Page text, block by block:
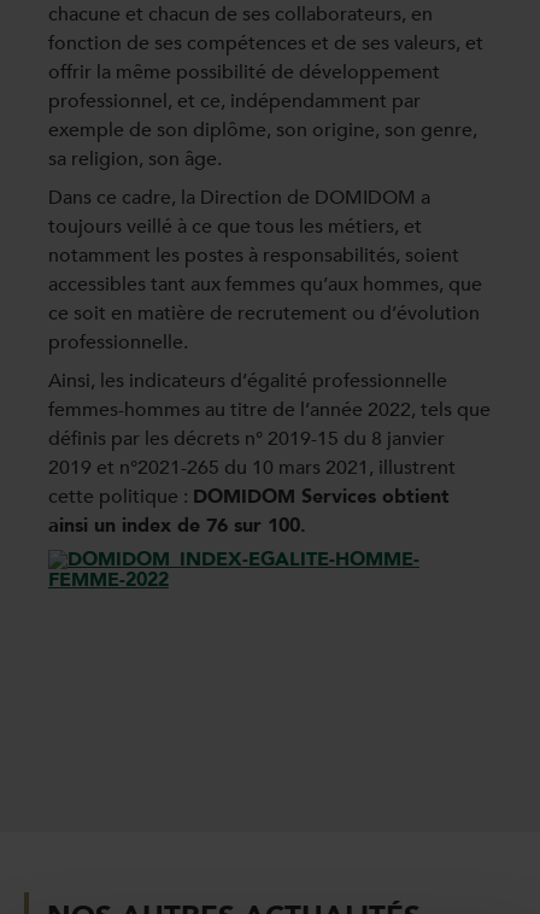
chacune et chacun de ses collaborateurs, en
fonction de ses compétences et de ses valeurs, et
offrir la même possibilité de développement
professionnel, et ce, indépendamment par
exemple de son diplôme, son origine, son genre,
sa religion, son âge.
Dans ce cadre, la Direction de DOMIDOM a
toujours veillé à ce que tous les métiers, et
notamment les postes à responsabilités, soient
accessibles tant aux femmes qu’aux hommes, que
ce soit en matière de recrutement ou d’évolution
professionnelle.
Ainsi, les indicateurs d’égalité professionnelle
femmes-hommes au titre de l’année 2022, tels que
définis par les décrets n° 2019-15 du 8 janvier
2019 et n°2021-265 du 10 mars 2021, illustrent
cette politique : DOMIDOM Services obtient
ainsi un index de 76 sur 100.